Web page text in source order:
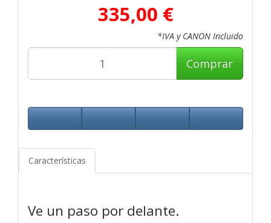
335,00 €
*IVA y CANON Incluido
Comprar
Características
Ve un paso por delante.